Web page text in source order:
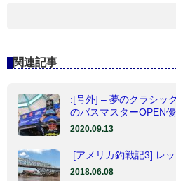
関連記事
:[号外] – 夢のクラシッ
のバスマスターOPEN優
2020.09.13
:[アメリカ釣戦記3] レ
2018.06.08